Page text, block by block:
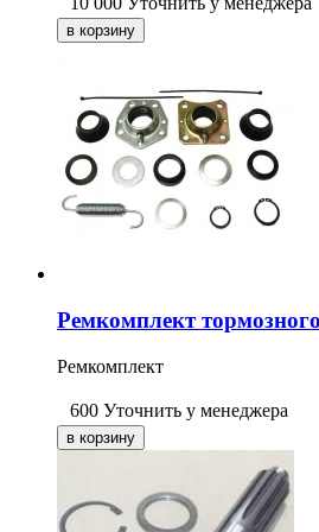
Ремкомплект
Ремкомплект
600 Уточнить у менеджера